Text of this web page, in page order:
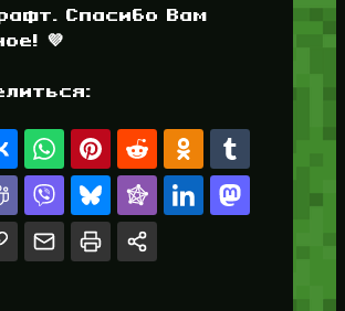
Спасибо Вам
💜